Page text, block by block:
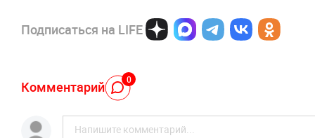
Подписаться на LIFE
Комментарий 0